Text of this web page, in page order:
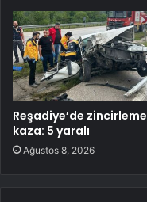
Reşadiye’de zincirleme
kaza: 5 yaralı
Ağustos 8, 2026